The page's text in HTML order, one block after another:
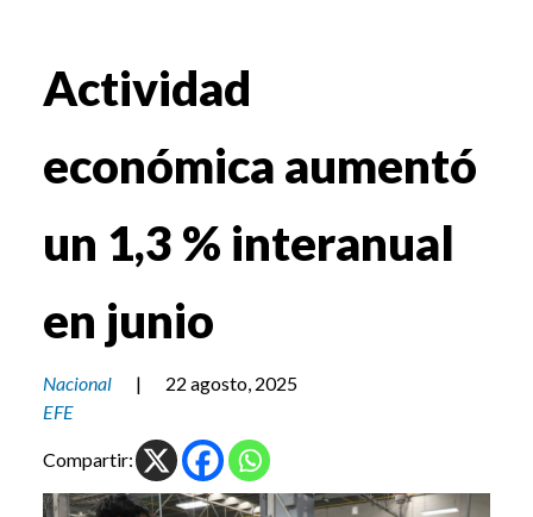
Actividad
económica aumentó
un 1,3 % interanual
en junio
Nacional |
22 agosto, 2025
EFE
Compartir: